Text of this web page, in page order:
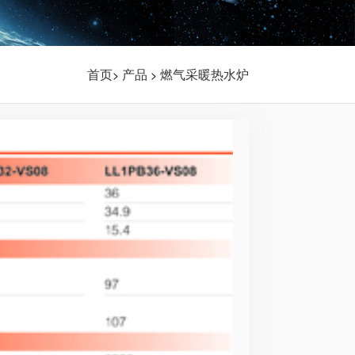
首页> 产品 > 燃气采暖热水炉